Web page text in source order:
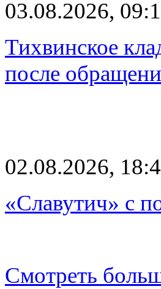
03.08.2026,
Тихвинское
после
02.08.2026,
«Славутич» с
Смотреть